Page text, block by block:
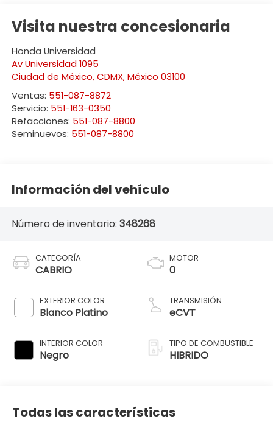
Visita nuestra concesionaria
Honda Universidad
Av Universidad 1095
Ciudad de México,CDMX, México 03100
Ventas: 551-087-8872
Servicio: 551-163-0350
Refacciones: 551-087-8800
Seminuevos: 551-087-8800
Información del vehículo
Número de inventario: 348268
CATEGORÍA
CABRIO
EXTERIOR COLOR
Blanco Platino
INTERIOR COLOR
Negro
MOTOR
0
TRANSMISIÓN
eCVT
TIPO DE COMBUSTIBLE
HIBRIDO
Todas las características